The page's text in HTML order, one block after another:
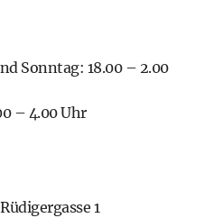
Sonntag: 18.00 – 2.00
– 4.00 Uhr
1